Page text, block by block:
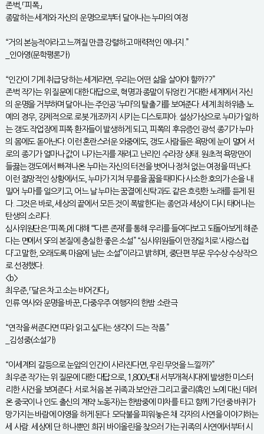
존벅, 「피폭」
종말하는 세계와 자신의 운명으로부터 달아나는 누마의 여정
“거의 본능적이라고 느껴질 만큼 강렬하고 매력적인 에너지.”
_인아영(문학평론가)
“인간이 기계 취급 당하는 세계라면, 우리는 어떤 삶을 살아야 할까??”
존벅 작가는 위 질문에 대한 대답으로, 혁명과 종말이 뒤엉킨 거대한 세계에서 자신
의 운명을 거부하며 달아나는 주인공 ‘누마’의 탈출기를 보여준다. 세계 최하위층 노
예의 경우, 강제적으로 로봇 개조까지 시키는 디스토피아. 설상가상으로 누마가 일하
는 갱도 작업장에 피폭 환자들이 발생하게 되고, 피폭의 후유증인 광석 종기가 누마
의 몸에도 돋아난다. 이런 혼란스러운 와중에도, 갱도 사람들은 욕망에 눈이 멀어 서
로의 종기가 얼마나 값이 나가는지를 재려고 난리인 수라장 상태. 원초적 욕망만이
들끓는 갱도에서 빠져나온 누마는 자신의 터전을 벗어나 정처 없는 여정을 떠난다.
이런 절망적인 상황에서도, 누마가 지쳐 무릎을 꿇을 때마다 사소한 호의가 손을 내
밀어 누마를 일으키고, 어느 날 누마는 꿈결에 신탁과도 같은 흐릿한 노래를 듣게 된
다. 그것은 바로, 세상의 끝에서 모든 것이 폭발한다는 종언과 세상이 다시 태어나는
탄생의 소리다.
심사위원단은 「피폭」에 대해 “‘다른 존재’를 통해 우리를 들여다보고 되돌아보게 해준
다는 면에서 SF의 본질에 충실한 좋은 소설” “심사위원들이 만장일치로 ‘사랑스럽
다’고 말한, 오래도록 마음에 남는 소설”이라고 밝히며, 중단편 부문 우수상 수상작으
로 선정했다.
<b>
최우준, 「달은 차고 소는 비어간다」
인류 역사와 운명을 바꾼, 다중우주 여행자의 한밤 소란극
“연작을 써준다면 따라 읽고 싶다는 생각이 드는 작품.”
_김성중(소설가)
“이세계의 갈등으로 눈앞의 인간이 사라진다면, 우린 무엇을 느낄까?”
최우준 작가는 위 질문에 대한 대답으로, 1,800년대 서부개척시대에 발생한 미스터
리한 사건을 보여준다. 서로 처음 본 귀족과 보안관 그리고 쿨리(흑인 노예 대신 데려
온 중국이나 인도 출신의 계약 노동자)는 한밤중에 마차를 타고 함께 가던 중 바퀴가
망가지는 바람에 야영을 하게 된다. 모닥불을 피워놓은 채 각자의 사연을 이야기하는
세 사람. 세상에 단 하나뿐인 희귀 바이올린을 찾으러 가는 귀족의 사연에서부터 시